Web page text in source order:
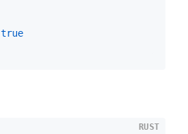
true
RUST